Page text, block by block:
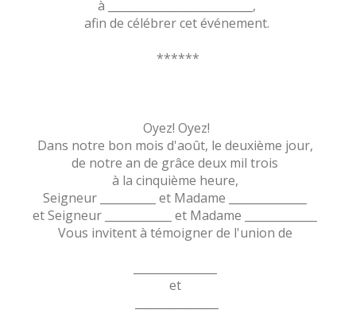
à __________________________,
afin de célébrer cet événement.
******
Oyez! Oyez!
Dans notre bon mois d'août, le deuxième jour,
de notre an de grâce deux mil trois
à la cinquième heure,
Seigneur __________ et Madame ______________
et Seigneur ____________ et Madame _____________
Vous invitent à témoigner de l'union de
et